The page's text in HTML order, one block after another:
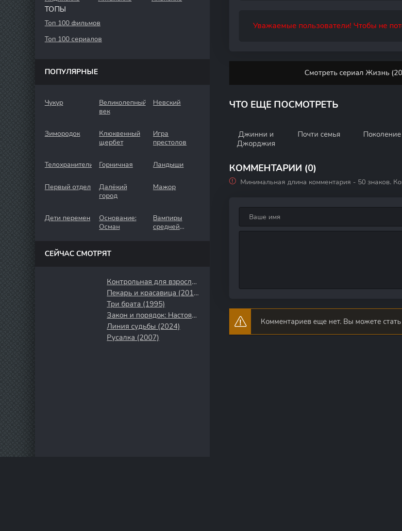
Уважаемые пользователи! Чтобы не
Смотреть сериал Жизнь
ЧТО ЕЩЕ ПОСМОТРЕТЬ
Джинни и
Джорджия
Почти семья Поколение
КОММЕНТАРИИ (0)
Минимальная длина комментария - 50 знаков.
Комментариев еще нет. Вы можете
ТОПЫ
Топ 100 фильмов
Топ 100 сериалов
ПОПУЛЯРНЫЕ
Чукур
Великолепный
век
Невский
Зимородок
Клюквенный
щербет
Игра
престолов
Телохранители Горничная Ландыши
Первый отдел
Далёкий
город
Мажор
Дети перемен
Основание:
Осман
Вампиры
средней
СЕЙЧАС СМОТРЯТ
Контрольная для взрослых (2024)
Пекарь и красавица (2018)
Три брата (1995)
Закон и порядок: Настоящее преступление (2017)
Линия судьбы (2024)
Русалка (2007)